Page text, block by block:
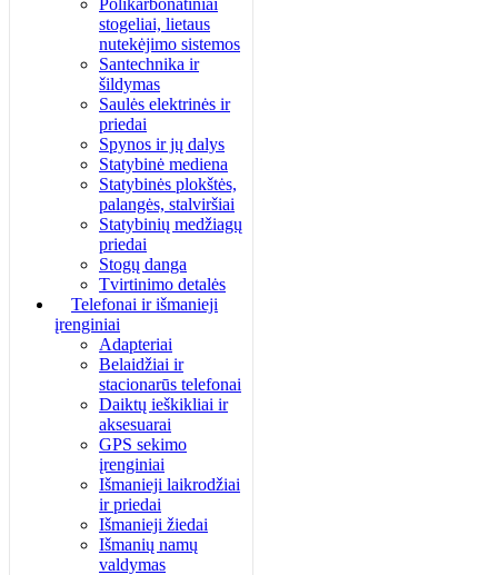
Polikarbonatiniai
stogeliai, lietaus
nutekėjimo sistemos
Santechnika ir
šildymas
Saulės elektrinės ir
priedai
Spynos ir jų dalys
Statybinė mediena
Statybinės plokštės,
palangės, stalviršiai
Statybinių medžiagų
priedai
Stogų danga
Tvirtinimo detalės
Telefonai ir išmanieji
įrenginiai
Adapteriai
Belaidžiai ir
stacionarūs telefonai
Daiktų ieškikliai ir
aksesuarai
GPS sekimo
įrenginiai
Išmanieji laikrodžiai
ir priedai
Išmanieji žiedai
Išmanių namų
valdymas